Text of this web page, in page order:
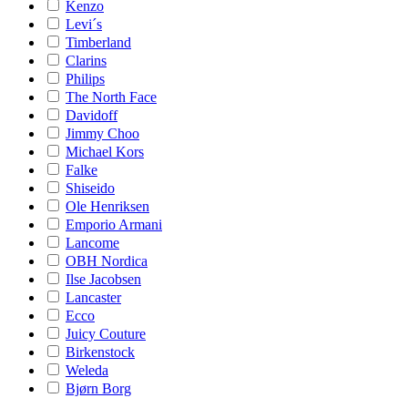
Kenzo
Levi´s
Timberland
Clarins
Philips
The North Face
Davidoff
Jimmy Choo
Michael Kors
Falke
Shiseido
Ole Henriksen
Emporio Armani
Lancome
OBH Nordica
Ilse Jacobsen
Lancaster
Ecco
Juicy Couture
Birkenstock
Weleda
Bjørn Borg